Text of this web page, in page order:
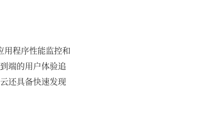
用程序性能监控和
端的用户体验追
还具备快速发现